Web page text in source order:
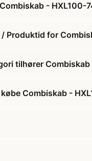
-
/ Produktid for
tilhører
Combiskab -